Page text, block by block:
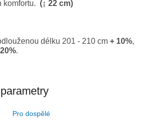
komfortu. (↨ 22 cm)
délku 201 - 210 cm + 10%,
.
Pro dospělé